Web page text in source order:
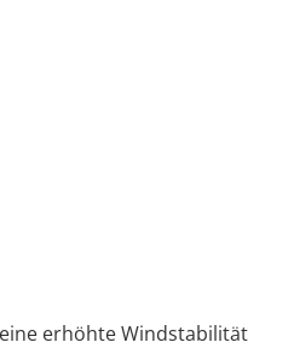
erhöhte Windstabilität